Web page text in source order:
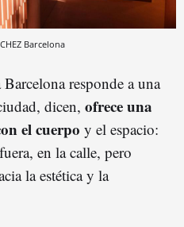
Barcelona
responde a una
dicen, ofrece una
el cuerpo y el espacio:
en la calle, pero
la estética y la